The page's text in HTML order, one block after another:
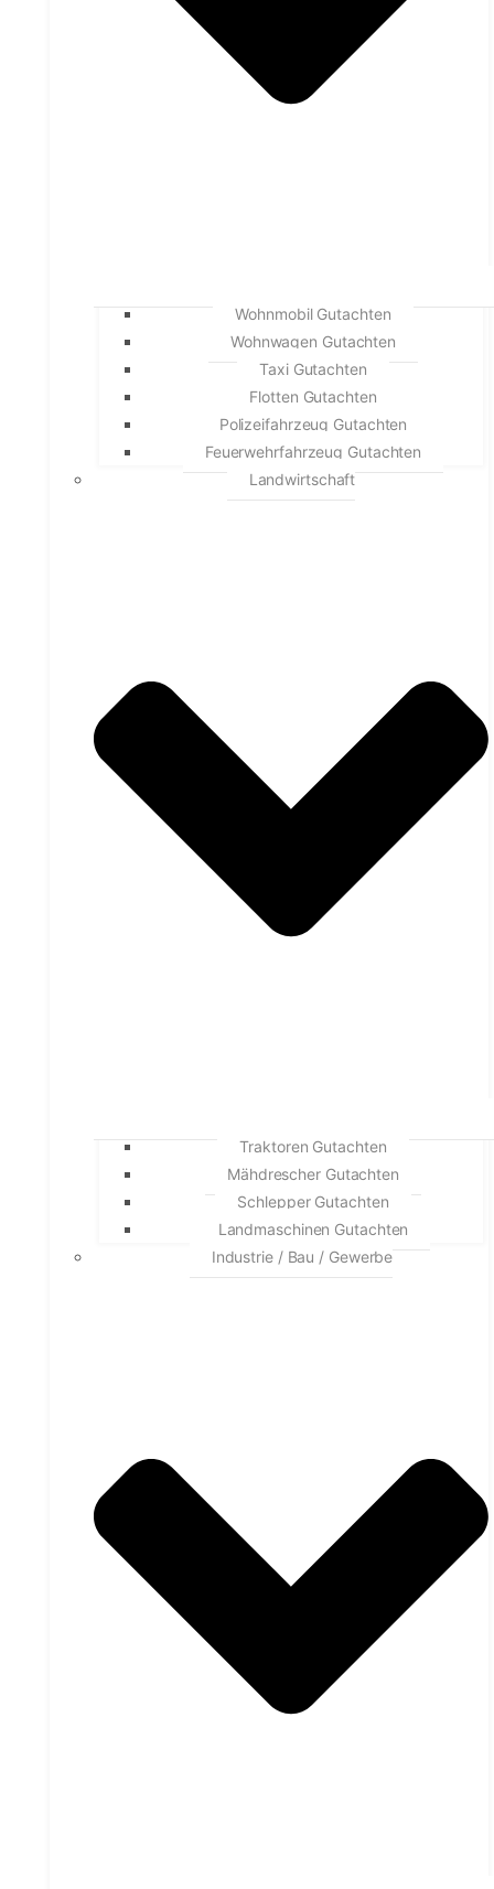
Wohnmobil Gutachten
Wohnwagen Gutachten
Taxi Gutachten
Flotten Gutachten
Polizeifahrzeug Gutachten
Feuerwehrfahrzeug Gutachten
Landwirtschaft
Traktoren Gutachten
Mähdrescher Gutachten
Schlepper Gutachten
Landmaschinen Gutachten
Industrie / Bau / Gewerbe